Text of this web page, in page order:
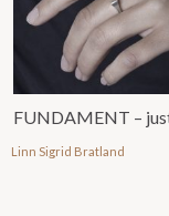
Linn Sigrid Bratland